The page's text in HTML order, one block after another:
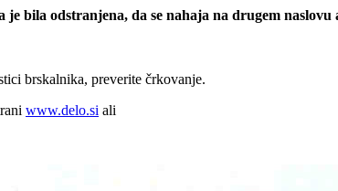
bila odstranjena, da se nahaja na drugem
brskalnika, preverite črkovanje.
www.delo.si ali